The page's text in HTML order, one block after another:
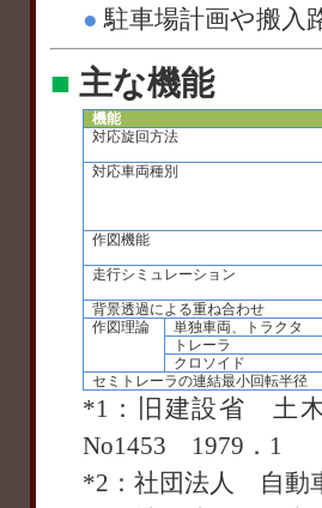
● 駐車場計画や搬入
■ 主な機能
機能
対応旋回方法
対応車両種別
作図機能
走行シミュレーション
背景透過による重ね合わせ
作図理論
単独車両、トラクタ
トレーラ
クロソイド
セミトレーラの連結最小回転半径
*1：旧建設省 土
No1453 1979．1
*2：社団法人 自動